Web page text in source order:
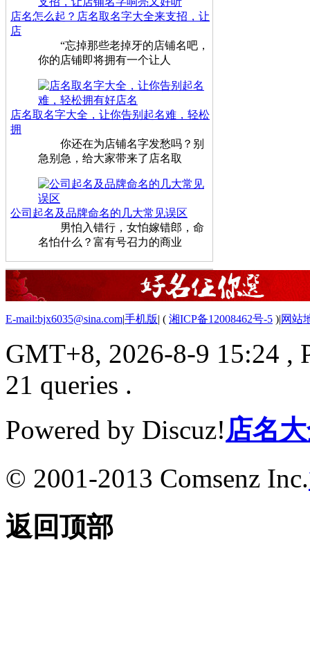
店名怎么起？店名取名字大全来支招，让
店
“忘掉那些老掉牙的店铺名吧，
你的店铺即将拥有一个让人
店名取名字大全，让你告别起名难，轻松
拥
你还在为店铺名字发愁吗？别
急别急，给大家带来了店名取
公司起名及品牌命名的几大常见误区
男怕入错行，女怕嫁错郎，命
名怕什么？富有号召力的商业
E-mail:bjx6035@sina.com|手机版| ( 湘ICP备12008462号-5 )|网站
GMT+8, 2026-8-9 15:24 ,
21 queries .
Powered by Discuz!店名
© 2001-2013 Comsenz Inc.
返回顶部